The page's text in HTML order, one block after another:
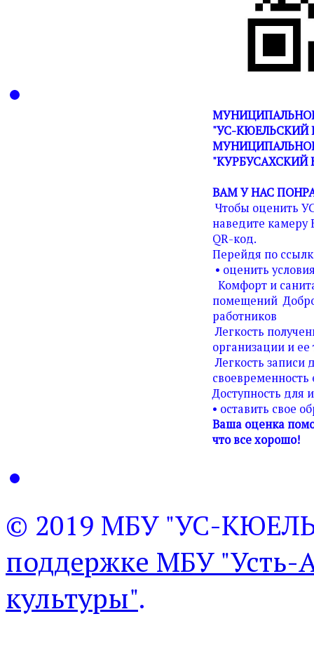
"УС-КЮЕЛЬСКИЙ
"КУРБУСАХСКИЙ
ВАМ У НАС
Чтобы оценить
наведите камеру
QR-код.
Перейдя по
• оценить
Комфорт и
помещений
работников
Легкость
организации и ее
Легкость записи
своевременность
Доступность для
• оставить свое
Ваша оценка
что все хорошо!
© 2019 МБУ "УС-
поддержке МБУ "Усть-
культуры".